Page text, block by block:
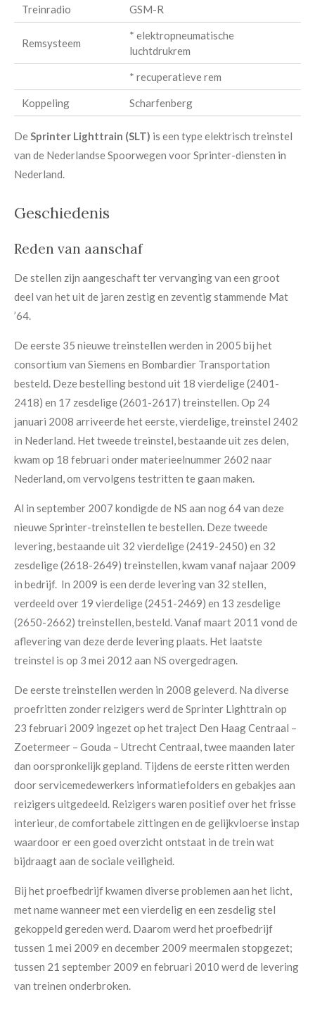
Treinradio GSM-R
Remsysteem
* elektropneumatische
luchtdrukrem
* recuperatieve rem
Koppeling Scharfenberg
DeSprinter Lighttrain (SLT) is een type elektrisch treinstel
van de Nederlandse Spoorwegen voor Sprinter-diensten in
Nederland.
Geschiedenis
Reden van aanschaf
De stellen zijn aangeschaft ter vervanging van een groot
deel van het uit de jaren zestig en zeventig stammende Mat
’64.
De eerste 35 nieuwe treinstellen werden in 2005 bij het
consortium van Siemens en Bombardier Transportation
besteld. Deze bestelling bestond uit 18 vierdelige (2401-
2418) en 17 zesdelige (2601-2617) treinstellen. Op 24
januari 2008 arriveerde het eerste, vierdelige, treinstel 2402
in Nederland. Het tweede treinstel, bestaande uit zes delen,
kwam op 18 februari onder materieelnummer 2602 naar
Nederland, om vervolgens testritten te gaan maken.
Al in september 2007 kondigde de NS aan nog 64 van deze
nieuwe Sprinter-treinstellen te bestellen. Deze tweede
levering, bestaande uit 32 vierdelige (2419-2450) en 32
zesdelige (2618-2649) treinstellen, kwam vanaf najaar 2009
in bedrijf. In 2009 is een derde levering van 32 stellen,
verdeeld over 19 vierdelige (2451-2469) en 13 zesdelige
(2650-2662) treinstellen, besteld. Vanaf maart 2011 vond de
aflevering van deze derde levering plaats. Het laatste
treinstel is op 3 mei 2012 aan NS overgedragen.
De eerste treinstellen werden in 2008 geleverd. Na diverse
proefritten zonder reizigers werd de Sprinter Lighttrain op
23 februari 2009 ingezet op het traject Den Haag Centraal –
Zoetermeer – Gouda – Utrecht Centraal, twee maanden later
dan oorspronkelijk gepland. Tijdens de eerste ritten werden
door servicemedewerkers informatiefolders en gebakjes aan
reizigers uitgedeeld. Reizigers waren positief over het frisse
interieur, de comfortabele zittingen en de gelijkvloerse instap
waardoor er een goed overzicht ontstaat in de trein wat
bijdraagt aan de sociale veiligheid.
Bij het proefbedrijf kwamen diverse problemen aan het licht,
met name wanneer met een vierdelig en een zesdelig stel
gekoppeld gereden werd. Daarom werd het proefbedrijf
tussen 1 mei 2009 en december 2009 meermalen stopgezet;
tussen 21 september 2009 en februari 2010 werd de levering
van treinen onderbroken.